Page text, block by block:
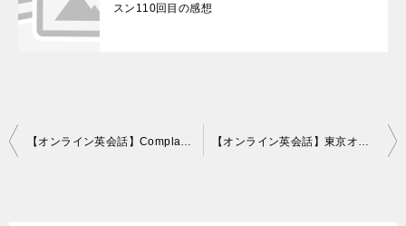
スン110回目の感想
投